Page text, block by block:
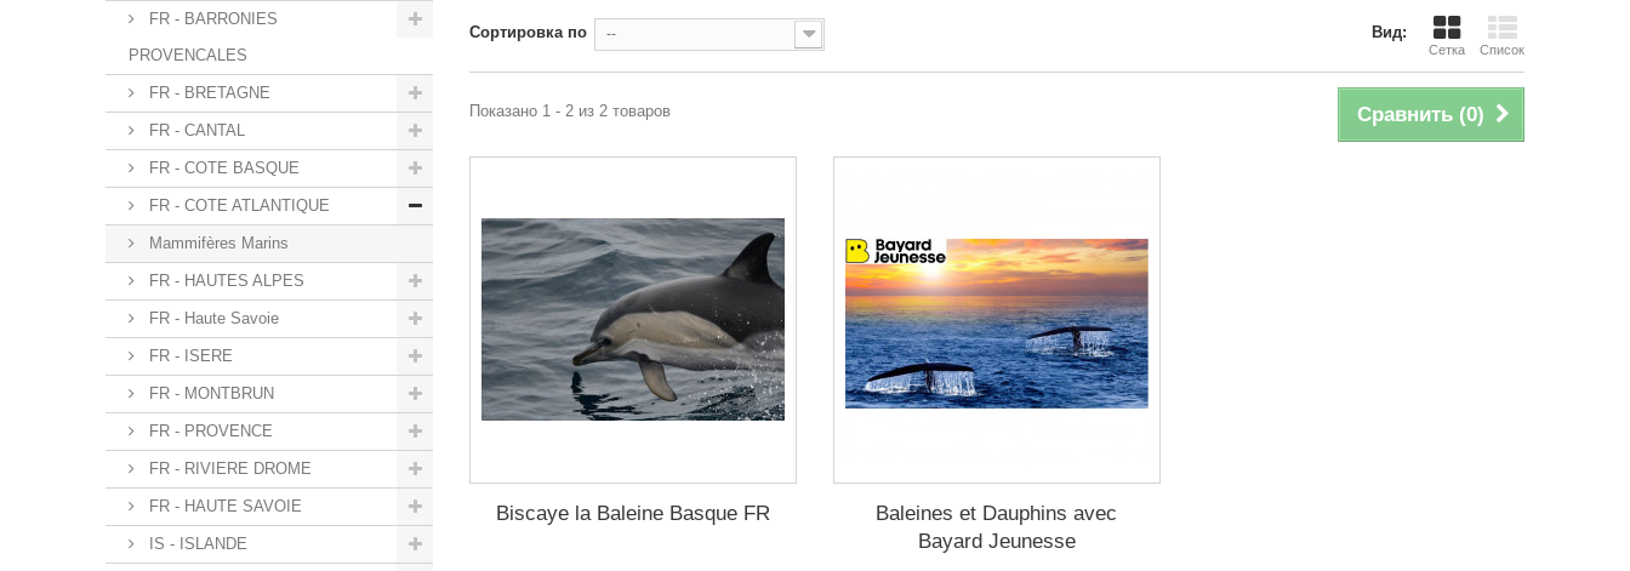
FR - BARRONIES
PROVENCALES
FR - BRETAGNE
FR - CANTAL
FR - COTE BASQUE
FR - COTE ATLANTIQUE
Mammifères Marins
FR - HAUTES ALPES
FR - Haute Savoie
FR - ISERE
FR - MONTBRUN
FR - PROVENCE
FR - RIVIERE DROME
FR - HAUTE SAVOIE
IS - ISLANDE
Вид:
Сетка Список
Сортировка по --
Сравнить (0)
Показано 1 - 2 из 2 товаров
Biscaye la Baleine Basque FR
Baleines et Dauphins avec
Bayard Jeunesse